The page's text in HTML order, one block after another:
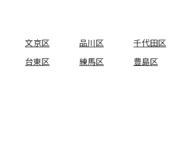
文京区 品川区 千代田区
台東区 練馬区 豊島区